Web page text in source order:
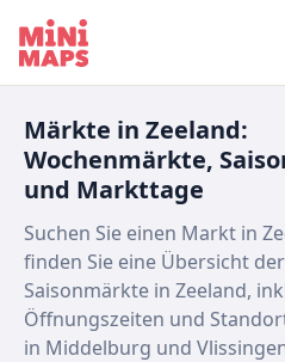
Zum Inhalt springen
Märkte in Zeeland:
Wochenmärkte,
und Markttage
Suchen Sie einen Markt in
finden Sie eine Übersicht
Saisonmärkte in Zeeland,
Öffnungszeiten und
in Middelburg und